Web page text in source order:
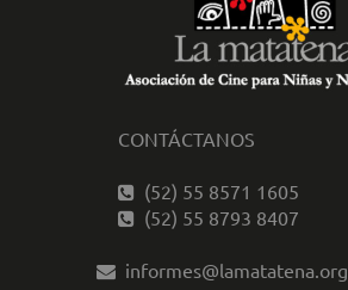
CONTÁCTANOS
(52) 55 8571 1605
(52) 55 8793 8407
informes@lamatatena.org